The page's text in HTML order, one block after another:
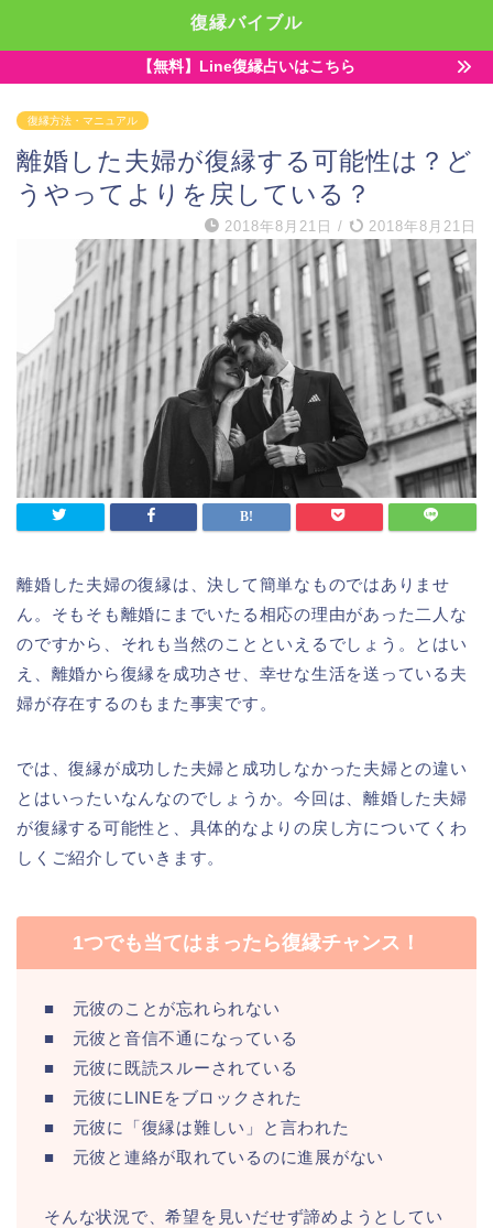
復縁バイブル
【無料】Line復縁占いはこちら
復縁方法・マニュアル
離婚した夫婦が復縁する可能性は？ど
うやってよりを戻している？
2018年8月21日 / 2018年8月21日
離婚した夫婦の復縁は、決して簡単なものではありませ
ん。そもそも離婚にまでいたる相応の理由があった二人な
のですから、それも当然のことといえるでしょう。とはい
え、離婚から復縁を成功させ、幸せな生活を送っている夫
婦が存在するのもまた事実です。
では、復縁が成功した夫婦と成功しなかった夫婦との違い
とはいったいなんなのでしょうか。今回は、離婚した夫婦
が復縁する可能性と、具体的なよりの戻し方についてくわ
しくご紹介していきます。
1つでも当てはまったら復縁チャンス！
■ 元彼のことが忘れられない
■ 元彼と音信不通になっている
■ 元彼に既読スルーされている
■ 元彼にLINEをブロックされた
■ 元彼に「復縁は難しい」と言われた
■ 元彼と連絡が取れているのに進展がない
そんな状況で、希望を見いだせず諦めようとしてい